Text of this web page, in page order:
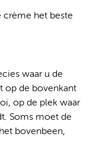
crème het beste
waar u de
op de bovenkant
op de plek waar
Soms moet de
bovenbeen,